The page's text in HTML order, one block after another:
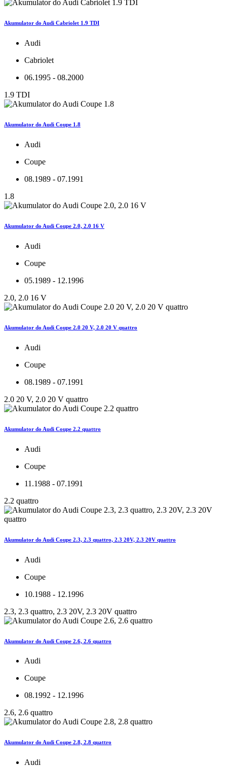
Akumulator do Audi Cabriolet 1.9 TDI
Audi
Cabriolet
06.1995 - 08.2000
1.9 TDI
Akumulator do Audi Coupe 1.8
Audi
Coupe
08.1989 - 07.1991
1.8
Akumulator do Audi Coupe 2.0, 2.0 16 V
Audi
Coupe
05.1989 - 12.1996
2.0, 2.0 16 V
Akumulator do Audi Coupe 2.0 20 V, 2.0 20 V quattro
Audi
Coupe
08.1989 - 07.1991
2.0 20 V, 2.0 20 V quattro
Akumulator do Audi Coupe 2.2 quattro
Audi
Coupe
11.1988 - 07.1991
2.2 quattro
Akumulator do Audi Coupe 2.3, 2.3 quattro, 2.3 20V, 2.3 20V quattro
Audi
Coupe
10.1988 - 12.1996
2.3, 2.3 quattro, 2.3 20V, 2.3 20V quattro
Akumulator do Audi Coupe 2.6, 2.6 quattro
Audi
Coupe
08.1992 - 12.1996
2.6, 2.6 quattro
Akumulator do Audi Coupe 2.8, 2.8 quattro
Audi